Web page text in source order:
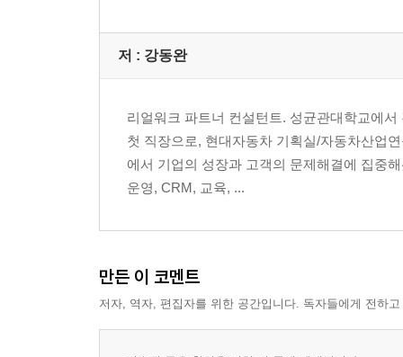
01 성공하는 온라인 회의 준비를 위한 7가지 체크
02 Point 1. 불필요한 회의를 줄이는 ‘온라인 회의 개
03 Point 2. 동일한 목표에 집중하는 ‘온라인 회의 완
04 Point 3. 꼭 필요한 인원만 모이는 ‘참석자 선정
06 Point 5. 필수안건에 집중하는 ‘정보공유, 토의,
08 Point 7. 온라인 회의 장점을 살리는 '온라인 참
저 : 강동완
리얼워크 파트너 컨설턴트. 성균관대학교에
첫 직장으로, 현대자동차 기획실/자동차산업
에서 기업의 성장과 고객의 문제해결에 집중
운영, CRM, 교육, ...
만든 이 코멘트
저자, 역자, 편집자를 위한 공간입니다. 독자들에게 전하